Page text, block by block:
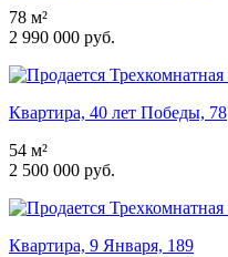
78 м²
2 990 000 руб.
Квартира, 40 лет Победы, 78
54 м²
2 500 000 руб.
Квартира, 9 Января, 189